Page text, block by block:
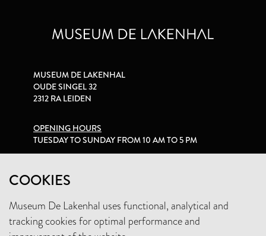
COOKIES
Museum De Lakenhal uses functional, analytical and
tracking cookies for optimal performance and
MUSEUM DE LAKENHAL
OUDE SINGEL 32
2312 RA LEIDEN
OPENING HOURS
TUESDAY TO SUNDAY FROM 10 AM TO 5 PM
+31 (0)71 5165360
INFO@LAKENHAL.NL